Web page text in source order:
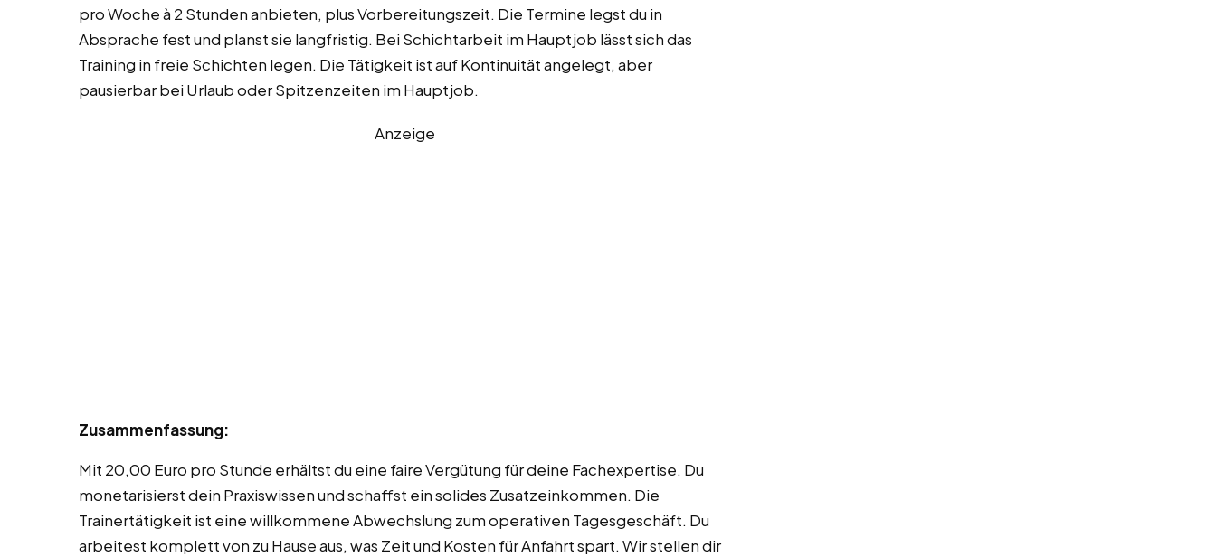
pro Woche à 2 Stunden anbieten, plus Vorbereitungszeit. Die Termine legst du in
Absprache fest und planst sie langfristig. Bei Schichtarbeit im Hauptjob lässt sich das
Training in freie Schichten legen. Die Tätigkeit ist auf Kontinuität angelegt, aber
pausierbar bei Urlaub oder Spitzenzeiten im Hauptjob.
Anzeige
Zusammenfassung:
Mit 20,00 Euro pro Stunde erhältst du eine faire Vergütung für deine Fachexpertise. Du
monetarisierst dein Praxiswissen und schaffst ein solides Zusatzeinkommen. Die
Trainertätigkeit ist eine willkommene Abwechslung zum operativen Tagesgeschäft. Du
arbeitest komplett von zu Hause aus, was Zeit und Kosten für Anfahrt spart. Wir stellen dir